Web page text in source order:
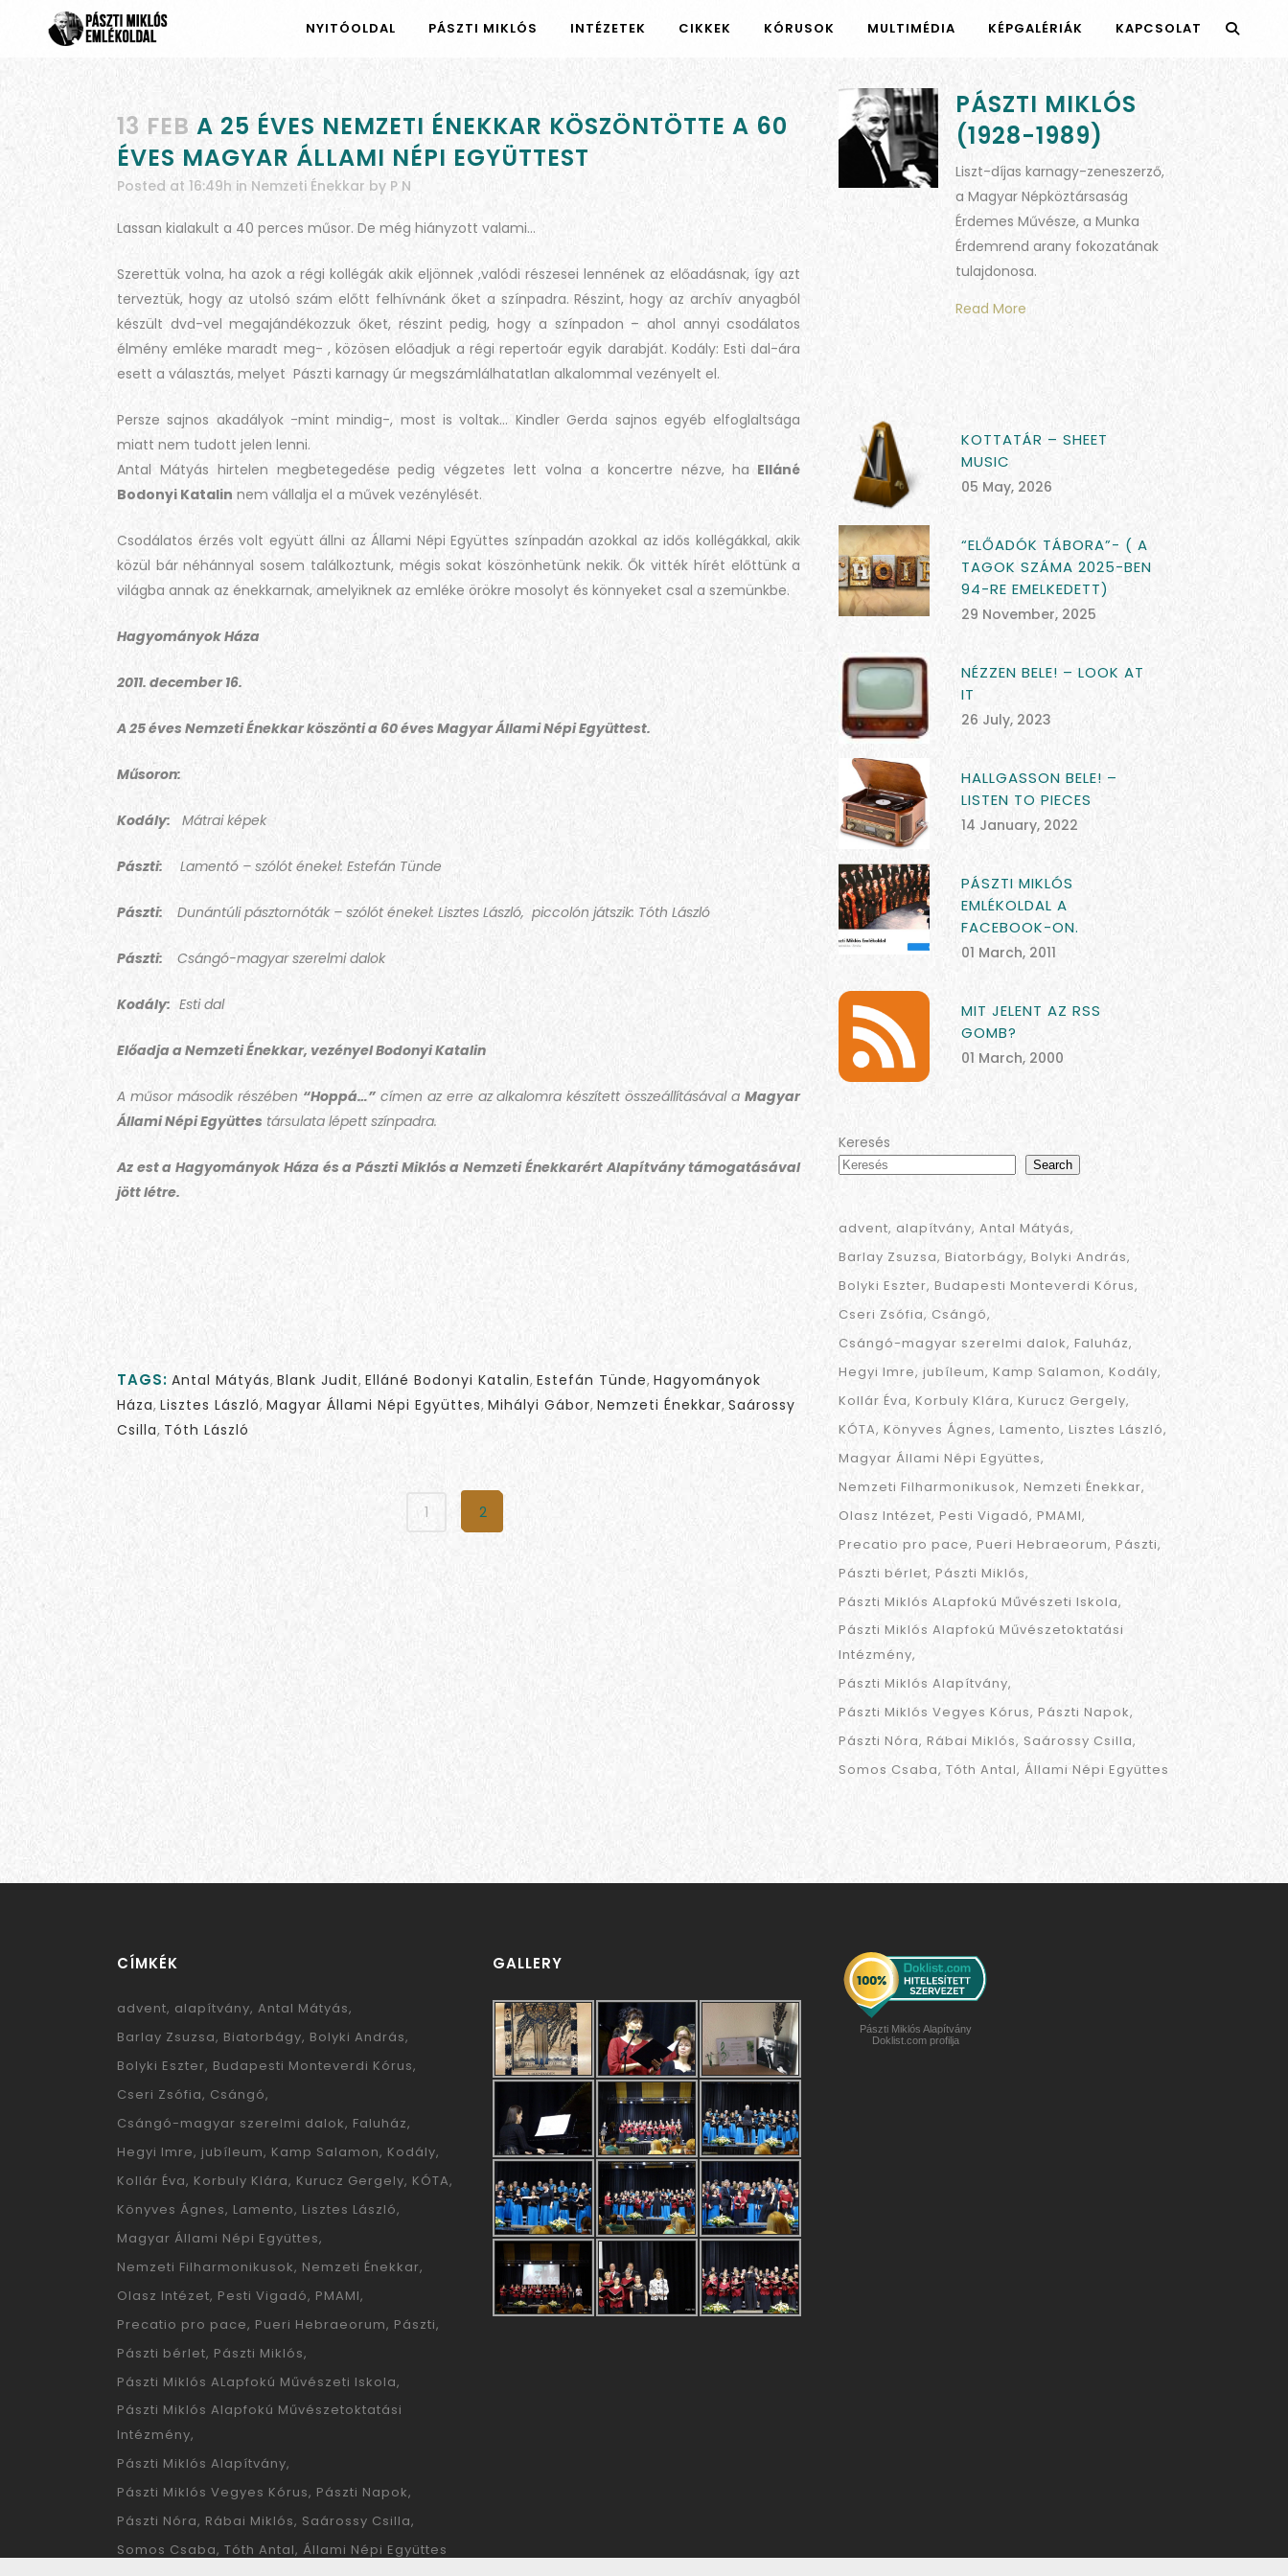
NYITÓOLDAL PÁSZTI MIKLÓS INTÉZETEK CIKKEK KÓRUSOK MULTIMÉDIA KÉPGALÉRIÁK KAPCSOLAT
13 FEB A 25 ÉVES NEMZETI ÉNEKKAR KÖSZÖNTÖTTE A 60
ÉVES MAGYAR ÁLLAMI NÉPI EGYÜTTEST
Posted at 16:49h in Nemzeti Énekkar by P N
Lassan kialakult a 40 perces műsor. De még hiányzott valami…
Szerettük volna, ha azok a régi kollégák akik eljönnek ,valódi részesei lennének az előadásnak, így azt
terveztük, hogy az utolsó szám előtt felhívnánk őket a színpadra. Részint, hogy az archív anyagból
készült dvd-vel megajándékozzuk őket, részint pedig, hogy a színpadon – ahol annyi csodálatos
élmény emléke maradt meg- , közösen előadjuk a régi repertoár egyik darabját. Kodály: Esti dal-ára
esett a választás, melyet Pászti karnagy úr megszámlálhatatlan alkalommal vezényelt el.
Persze sajnos akadályok -mint mindig-, most is voltak… Kindler Gerda sajnos egyéb elfoglaltsága
miatt nem tudott jelen lenni.
Antal Mátyás hirtelen megbetegedése pedig végzetes lett volna a koncertre nézve, ha Elláné
Bodonyi Katalin nem vállalja el a művek vezénylését.
Csodálatos érzés volt együtt állni az Állami Népi Együttes színpadán azokkal az idős kollégákkal, akik
közül bár néhánnyal sosem találkoztunk, mégis sokat köszönhetünk nekik. Ők vitték hírét előttünk a
világba annak az énekkarnak, amelyiknek az emléke örökre mosolyt és könnyeket csal a szemünkbe.
Hagyományok Háza
2011. december 16.
A 25 éves Nemzeti Énekkar köszönti a 60 éves Magyar Állami Népi Együttest.
Műsoron:
Kodály: Mátrai képek
Pászti: Lamentó – szólót énekel: Estefán Tünde
Pászti: Dunántúli pásztornóták – szólót énekel: Lisztes László, piccolón játszik: Tóth László
Pászti: Csángó-magyar szerelmi dalok
Kodály: Esti dal
Előadja a Nemzeti Énekkar, vezényel Bodonyi Katalin
A műsor második részében “Hoppá…”címen az erre az alkalomra készített összeállításával aMagyar
Állami Népi Együttes társulata lépett színpadra.
Az est a Hagyományok Háza és a Pászti Miklós a Nemzeti Énekkarért Alapítvány támogatásával
jött létre.
TAGS: Antal Mátyás, Blank Judit, Elláné Bodonyi Katalin, Estefán Tünde, Hagyományok
Háza, Lisztes László, Magyar Állami Népi Együttes, Mihályi Gábor, Nemzeti Énekkar, Saárossy
Csilla, Tóth László
1 2
PÁSZTI MIKLÓS
(1928-1989)
Liszt-díjas karnagy-zeneszerző,
a Magyar Népköztársaság
Érdemes Művésze, a Munka
Érdemrend arany fokozatának
tulajdonosa.
Read More
KOTTATÁR – SHEET
MUSIC
05 May, 2026
“ELŐADÓK TÁBORA”- ( A
TAGOK SZÁMA 2025-BEN
94-RE EMELKEDETT)
29 November, 2025
NÉZZEN BELE! – LOOK AT
IT
26 July, 2023
HALLGASSON BELE! –
LISTEN TO PIECES
14 January, 2022
PÁSZTI MIKLÓS
EMLÉKOLDAL A
FACEBOOK-ON.
01 March, 2011
MIT JELENT AZ RSS
GOMB?
01 March, 2000
Keresés
Search
advent alapítvány Antal Mátyás
Barlay Zsuzsa Biatorbágy Bolyki András
Bolyki Eszter Budapesti Monteverdi Kórus
Cseri Zsófia Csángó
Csángó-magyar szerelmi dalok Faluház
Hegyi Imre jubíleum Kamp Salamon Kodály
Kollár Éva Korbuly Klára Kurucz Gergely
KÓTA Könyves Ágnes Lamento Lisztes László
Magyar Állami Népi Együttes
Nemzeti Filharmonikusok Nemzeti Énekkar
Olasz Intézet Pesti Vigadó PMAMI
Precatio pro pace Pueri Hebraeorum Pászti
Pászti bérlet Pászti Miklós
Pászti Miklós ALapfokú Művészeti Iskola
Pászti Miklós Alapfokú Művészetoktatási
Intézmény
Pászti Miklós Alapítvány
Pászti Miklós Vegyes Kórus Pászti Napok
Pászti Nóra Rábai Miklós Saárossy Csilla
Somos Csaba Tóth Antal Állami Népi Együttes
CÍMKÉK
advent alapítvány Antal Mátyás
Barlay Zsuzsa Biatorbágy Bolyki András
Bolyki Eszter Budapesti Monteverdi Kórus
Cseri Zsófia Csángó
Csángó-magyar szerelmi dalok Faluház
Hegyi Imre jubíleum Kamp Salamon Kodály
Kollár Éva Korbuly Klára Kurucz Gergely KÓTA
Könyves Ágnes Lamento Lisztes László
Magyar Állami Népi Együttes
Nemzeti Filharmonikusok Nemzeti Énekkar
Olasz Intézet Pesti Vigadó PMAMI
Precatio pro pace Pueri Hebraeorum Pászti
Pászti bérlet Pászti Miklós
Pászti Miklós ALapfokú Művészeti Iskola
Pászti Miklós Alapfokú Művészetoktatási
Intézmény
Pászti Miklós Alapítvány
Pászti Miklós Vegyes Kórus Pászti Napok
Pászti Nóra Rábai Miklós Saárossy Csilla
Somos Csaba Tóth Antal Állami Népi Együttes
GALLERY
Pászti Miklós Alapítvány
Doklist.com profilja